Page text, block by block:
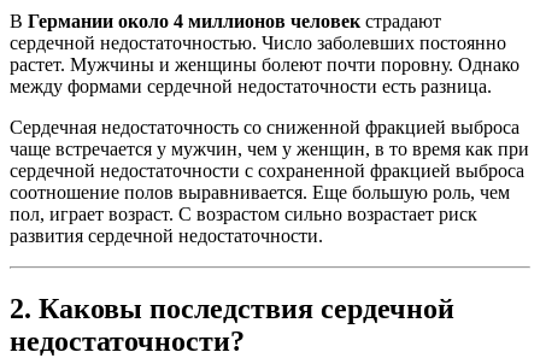
В Германии около 4 миллионов человек страдают
сердечной недостаточностью. Число заболевших постоянно
растет. Мужчины и женщины болеют почти поровну. Однако
между формами сердечной недостаточности есть разница.
Сердечная недостаточность со сниженной фракцией выброса
чаще встречается у мужчин, чем у женщин, в то время как при
сердечной недостаточности с сохраненной фракцией выброса
соотношение полов выравнивается. Еще большую роль, чем
пол, играет возраст. С возрастом сильно возрастает риск
развития сердечной недостаточности.
2. Каковы последствия сердечной
недостаточности?